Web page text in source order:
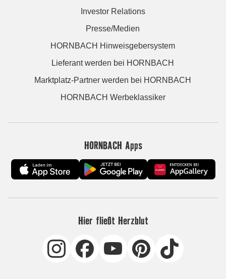
Investor Relations
Presse/Medien
HORNBACH Hinweisgebersystem
Lieferant werden bei HORNBACH
Marktplatz-Partner werden bei HORNBACH
HORNBACH Werbeklassiker
HORNBACH Apps
Hier fließt Herzblut